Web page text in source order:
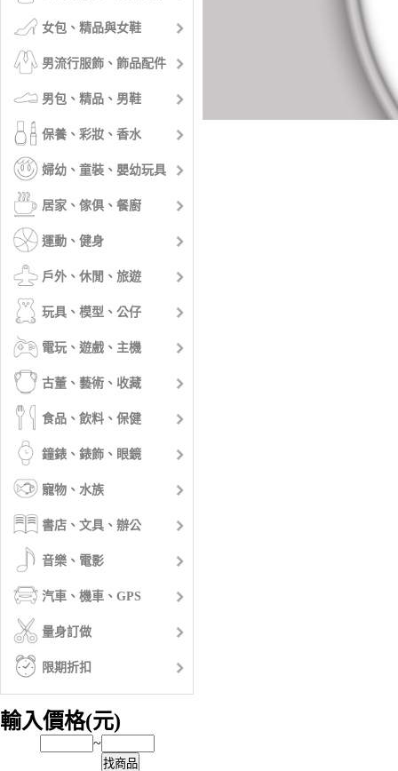
女包、精品與女鞋
男流行服飾、飾品配件
男包、精品、男鞋
保養、彩妝、香水
婦幼、童裝、嬰幼玩具
居家、傢俱、餐廚
運動、健身
戶外、休閒、旅遊
玩具、模型、公仔
電玩、遊戲、主機
古董、藝術、收藏
食品、飲料、保健
鐘錶、錶飾、眼鏡
寵物、水族
書店、文具、辦公
音樂、電影
汽車、機車、GPS
量身訂做
限期折扣
輸入價格(元)
~
找商品